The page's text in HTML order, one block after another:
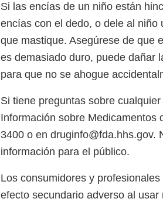
Si las encías de un niño están
encías con el dedo, o dele al
que mastique. Asegúrese de que
es demasiado duro, puede dañar
para que no se ahogue
Si tiene preguntas sobre
Información sobre Medicamentos
3400 o en druginfo@fda.hhs.gov.
información para el público.
Los consumidores y
efecto secundario adverso al